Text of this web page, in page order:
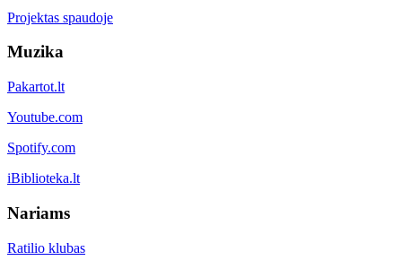
Projektas spaudoje
Muzika
Pakartot.lt
Youtube.com
Spotify.com
iBiblioteka.lt
Nariams
Ratilio klubas